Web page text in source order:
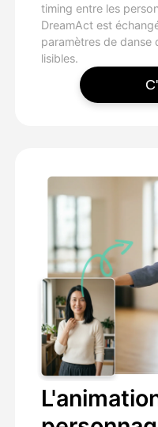
timing entre les
DreamAct est
paramètres de danse
lisibles.